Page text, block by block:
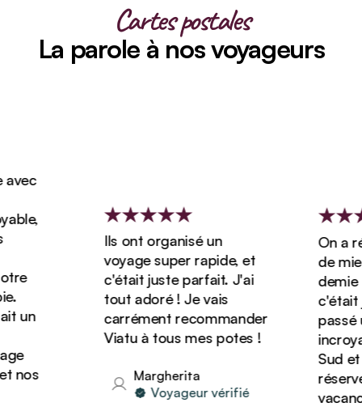
Cartes postales
La parole à nos voyageurs
un
Ils ont organisé un
voyage super rapide, et
c'était juste parfait. J'ai
tout adoré ! Je vais
carrément recommander
Viatu à tous mes potes !
Margherita
Voyageur vérifié
On a
de miel
demie
c'était
passé
Sud et